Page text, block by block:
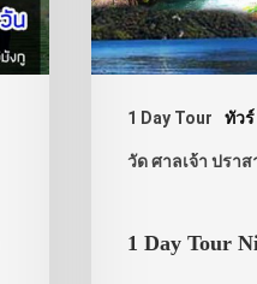
1 Day Tour ทัวร์
วัด ศาลเจ้า ปราส
1 Day Tour